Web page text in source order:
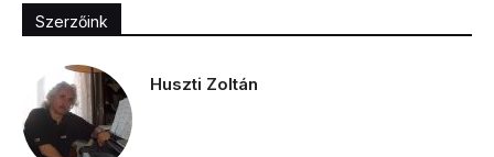
Szerzőink
Huszti Zoltán